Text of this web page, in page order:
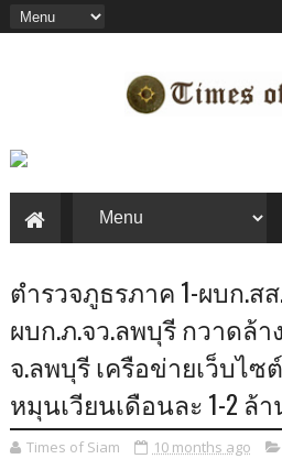
ตำรวจภูธรภาค 1-ผบก.สส
ผบก.ภ.จว.ลพบุรี กวาดล้
จ.ลพบุรี เครือข่ายเว็บไซต์
หมุนเวียนเดือนละ 1-2 ล้
Times of Siam 10 months ago